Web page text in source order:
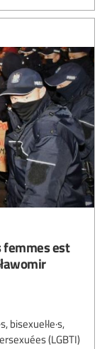
femmes est
bisexuel·le·s,
(LGBTI)